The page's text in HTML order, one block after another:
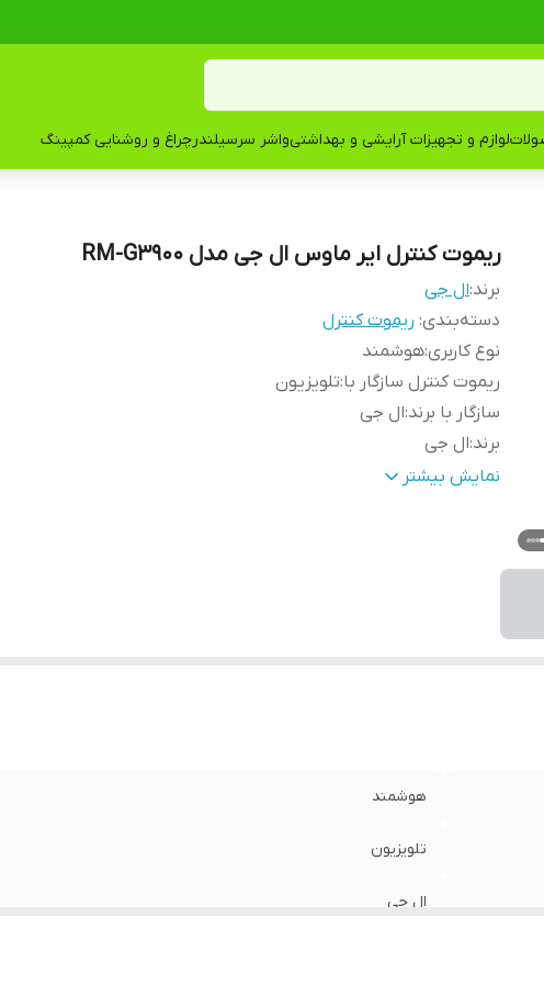
لوازم و تجهیزات آرایشی و بهداشتیواشر سرسیلندرچراغ و روشنایی کمپینگ
ریموت کنترل ایر ماوس ال جی مدل RM-G3900
برند:ال جی
دسته‌بندی: ریموت کنترل
نوع کاربری:هوشمند
ریموت کنترل سازگار با:تلویزیون
سازگار با برند:ال جی
برند:ال جی
درگاه‌های ارتباطی
نمایش بیشتر
هوشمند
تلویزیون
ال جی